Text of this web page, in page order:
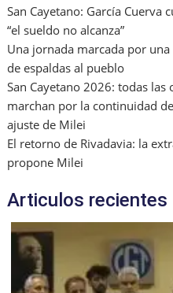
San Cayetano: García
“el sueldo no alcanza”
Una jornada marcada por
de espaldas al pueblo
San Cayetano 2026: todas las
marchan por la continuidad
ajuste de Milei
El retorno de Rivadavia: la
propone Milei
Articulos recientes